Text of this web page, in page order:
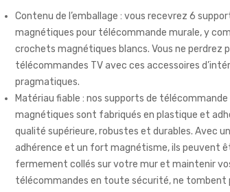
Contenu de l’emballage : vous recevrez 6
magnétiques pour télécommande murale, y
crochets magnétiques blancs. Vous ne perdrez
télécommandes TV avec ces accessoires
pragmatiques.
Matériau fiable : nos supports de télécommande
magnétiques sont fabriqués en plastique et
qualité supérieure, robustes et durables. Avec
adhérence et un fort magnétisme, ils peuvent
fermement collés sur votre mur et maintenir
télécommandes en toute sécurité, ne tombent